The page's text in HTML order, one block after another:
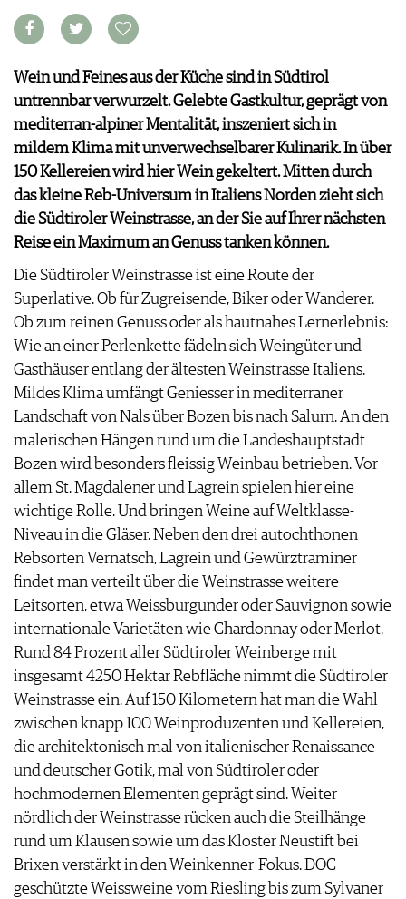
REZEPTE
WEINREISEN
DOSSIER
WINEGUIDES
KLARTEXT
ARCHIV
VORTEILSWELT
MEDIATHEK
APPS
BILDSTRECKEN
BÜCHER
WEINWIRTSCHAFT
WEINSZENE
PORTRAITS
VINOPHILES
ARCHIV
ANMELDEN
AWARDS
GEWINNSPIELE
VORTEILSWELT
TRINKREIFETABELLE
WEINSUCHE
NEWSLETTER
WINE TRADE CLUB
REDAKTION
JOBS
WERBUNG
PRESSE
IMPRESSUM
AGB & DATENSCHUTZ
FAQ
Wein und Feines aus der Küche sind in Südtirol
untrennbar verwurzelt. Gelebte Gastkultur, geprägt von
mediterran-alpiner Mentalität, inszeniert sich in
mildem Klima mit unverwechselbarer Kulinarik. In über
150 Kellereien wird hier Wein gekeltert. Mitten durch
das kleine Reb-Universum in Italiens Norden zieht sich
die Südtiroler Weinstrasse, an der Sie auf Ihrer nächsten
Reise ein Maximum an Genuss tanken können.
Die Südtiroler Weinstrasse ist eine Route der
Superlative. Ob für Zugreisende, Biker oder Wanderer.
Ob zum reinen Genuss oder als hautnahes Lernerlebnis:
Wie an einer Perlenkette fädeln sich Weingüter und
Gasthäuser entlang der ältesten Weinstrasse Italiens.
Mildes Klima umfängt Geniesser in mediterraner
Landschaft von Nals über Bozen bis nach Salurn. An den
malerischen Hängen rund um die Landeshauptstadt
Bozen wird besonders fleissig Weinbau betrieben. Vor
allem St. Magdalener und Lagrein spielen hier eine
wichtige Rolle. Und bringen Weine auf Weltklasse-
Niveau in die Gläser. Neben den drei autochthonen
Rebsorten Vernatsch, Lagrein und Gewürztraminer
findet man verteilt über die Weinstrasse weitere
Leitsorten, etwa Weissburgunder oder Sauvignon sowie
internationale Varietäten wie Chardonnay oder Merlot.
Rund 84 Prozent aller Südtiroler Weinberge mit
insgesamt 4250 Hektar Rebfläche nimmt die Südtiroler
Weinstrasse ein. Auf 150 Kilometern hat man die Wahl
zwischen knapp 100 Weinproduzenten und Kellereien,
die architektonisch mal von italienischer Renaissance
und deutscher Gotik, mal von Südtiroler oder
hochmodernen Elementen geprägt sind. Weiter
nördlich der Weinstrasse rücken auch die Steilhänge
rund um Klausen sowie um das Kloster Neustift bei
Brixen verstärkt in den Weinkenner-Fokus. DOC-
geschützte Weissweine vom Riesling bis zum Sylvaner